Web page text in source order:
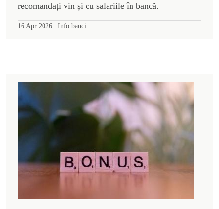
recomandați vin și cu salariile în bancă.
16 Apr 2026 | Info banci